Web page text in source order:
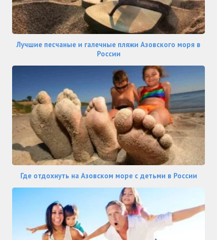
Лучшие песчаные и галечные пляжи Азовского моря в
России
Где отдохнуть на Азовском море с детьми в России